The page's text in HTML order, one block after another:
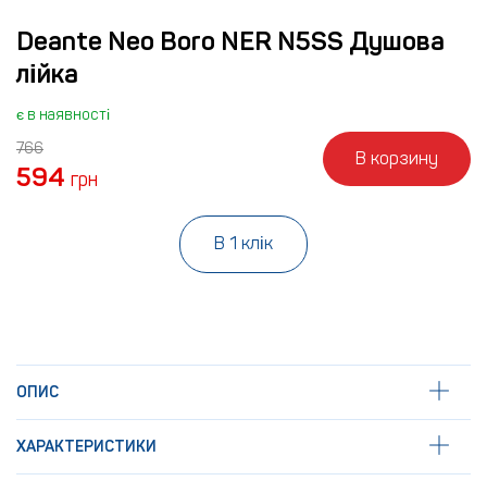
Deante Neo Boro NER N5SS Душова
лійка
є в наявності
766
594 грн
В корзину
В 1 клік
ОПИС
ХАРАКТЕРИСТИКИ